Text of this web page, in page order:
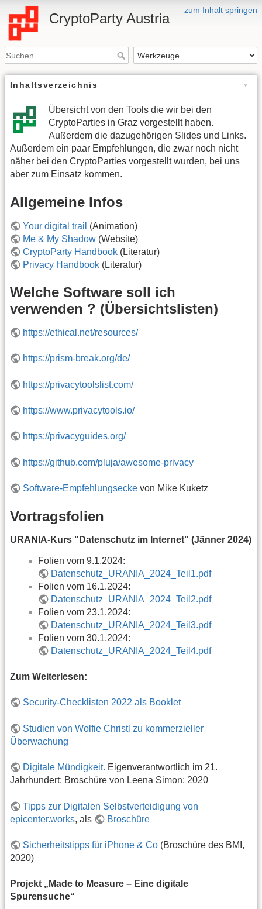
zum Inhalt springen
CryptoParty Austria
Inhaltsverzeichnis
Übersicht von den Tools die wir bei den
CryptoParties in Graz vorgestellt haben.
Außerdem die dazugehörigen Slides und Links.
Außerdem ein paar Empfehlungen, die zwar noch nicht
näher bei den CryptoParties vorgestellt wurden, bei uns
aber zum Einsatz kommen.
Allgemeine Infos
Your digital trail (Animation)
Me & My Shadow (Website)
CryptoParty Handbook (Literatur)
Privacy Handbook (Literatur)
Welche Software soll ich
verwenden ? (Übersichtslisten)
https://ethical.net/resources/
https://prism-break.org/de/
https://privacytoolslist.com/
https://www.privacytools.io/
https://privacyguides.org/
https://github.com/pluja/awesome-privacy
Software-Empfehlungsecke von Mike Kuketz
Vortragsfolien
URANIA-Kurs "Datenschutz im Internet" (Jänner 2024)
Folien vom 9.1.2024:
Datenschutz_URANIA_2024_Teil1.pdf
Folien vom 16.1.2024:
Datenschutz_URANIA_2024_Teil2.pdf
Folien vom 23.1.2024:
Datenschutz_URANIA_2024_Teil3.pdf
Folien vom 30.1.2024:
Datenschutz_URANIA_2024_Teil4.pdf
Zum Weiterlesen:
Security-Checklisten 2022 als Booklet
Studien von Wolfie Christl zu kommerzieller
Überwachung
Digitale Mündigkeit. Eigenverantwortlich im 21.
Jahrhundert; Broschüre von Leena Simon; 2020
Tipps zur Digitalen Selbstverteidigung von
epicenter.works, als Broschüre
Sicherheitstipps für iPhone & Co (Broschüre des BMI,
2020)
Projekt „Made to Measure – Eine digitale
Spurensuche“